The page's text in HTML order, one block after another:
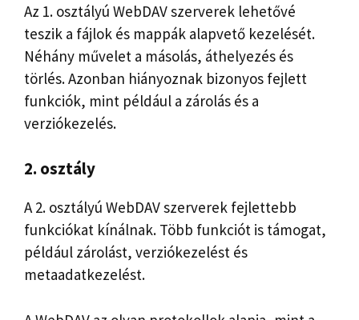
Az 1. osztályú WebDAV szerverek lehetővé
teszik a fájlok és mappák alapvető kezelését.
Néhány művelet a másolás, áthelyezés és
törlés. Azonban hiányoznak bizonyos fejlett
funkciók, mint például a zárolás és a
verziókezelés.
2. osztály
A 2. osztályú WebDAV szerverek fejlettebb
funkciókat kínálnak. Több funkciót is támogat,
például zárolást, verziókezelést és
metaadatkezelést.